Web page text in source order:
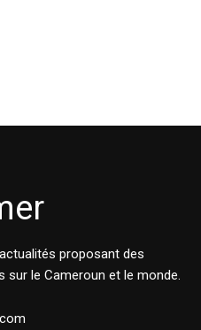
proposant des
le Cameroun et le monde.